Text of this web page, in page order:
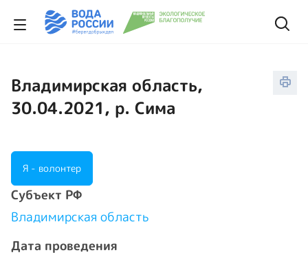
Владимирская область,
30.04.2021, р. Сима
Я - волонтер
Cубъект РФ
Владимирская область
Дата проведения